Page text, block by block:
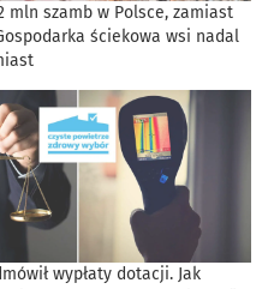
mln szamb w Polsce, zamiast
ściekowa wsi nadal
wypłaty dotacji. Jak